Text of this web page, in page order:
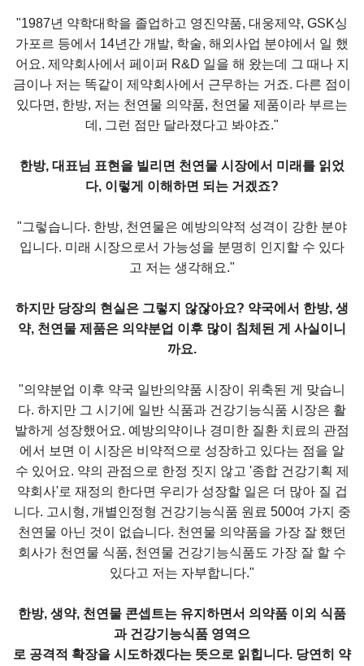
"1987년 약학대학을 졸업하고 영진약품, 대웅제약, GSK싱
가포르 등에서 14년간 개발, 학술, 해외사업 분야에서 일 했
어요. 제약회사에서 페이퍼 R&D 일을 해 왔는데 그 때나 지
금이나 저는 똑같이 제약회사에서 근무하는 거죠. 다른 점이
있다면, 한방, 저는 천연물 의약품, 천연물 제품이라 부르는
데, 그런 점만 달라졌다고 봐야죠."
한방, 대표님 표현을 빌리면 천연물 시장에서 미래를 읽었
다, 이렇게 이해하면 되 는 거겠죠?
"그렇습니다. 한방, 천연물은 예방의약적 성격이 강한 분야
입니다. 미래 시장으로서 가능성을 분명히 인지할 수 있다
고 저는 생각해요."
하지만 당장의 현실은 그렇지 않잖아요? 약국에서 한방, 생
약, 천연물 제품은 의약분업 이후 많이 침체된 게 사실이니
까요.
"의약분업 이후 약국 일반의약품 시장이 위축된 게 맞습니
다. 하지만 그 시기에 일반 식품과 건강기능식품 시장은 활
발하게 성장했어요. 예방의약이나 경미한 질환 치료의 관점
에서 보면 이 시장은 비약적으로 성장하고 있다는 점을 알
수 있어요. 약의 관점으로 한정 짓지 않고 '종합 건강기획 제
약회사'로 재정의 한다면 우리가 성장할 일은 더 많아 질 겁
니다. 고시형, 개별인정형 건강기능식품 원료 500여 가지 중
천연물 아닌 것이 없습니다. 천연물 의약품을 가장 잘 했던
회사가 천연물 식품, 천연물 건강기능식품도 가장 잘 할 수
있다고 저는 자부합니다."
한방, 생약, 천연물 콘셉트는 유지하면서 의약품 이외 식품
과 건강기능식품 영역으
로 공격적 확장을 시도하겠다는 뜻으로 읽힙니다. 당연히 약